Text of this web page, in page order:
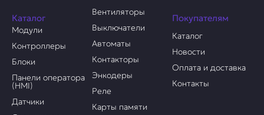
Каталог
Модули
Контроллеры
Блоки
Панели оператора
(HMI)
Датчики
Вентиляторы
Выключатели
Автоматы
Контакторы
Энкодеры
Реле
Карты памяти
Покупателям
Каталог
Новости
Оплата и доставка
Контакты